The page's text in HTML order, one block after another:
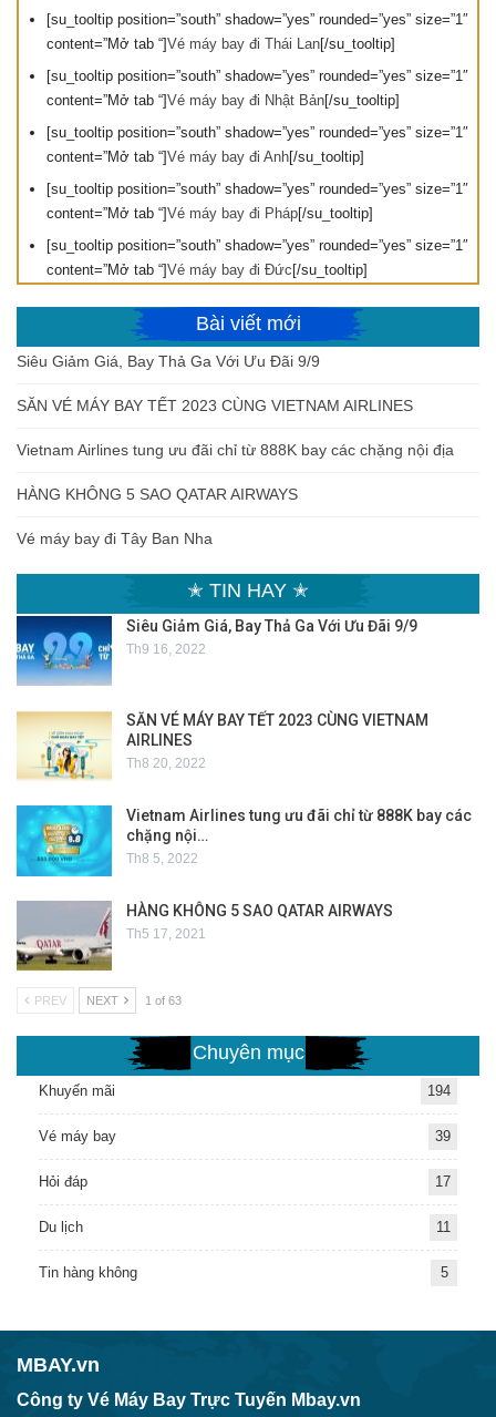
[su_tooltip position=”south” shadow=”yes” rounded=”yes” size=”1″
content=”Mở tab “]Vé máy bay đi Thái Lan[/su_tooltip]
[su_tooltip position=”south” shadow=”yes” rounded=”yes” size=”1″
content=”Mở tab “]Vé máy bay đi Nhật Bản[/su_tooltip]
[su_tooltip position=”south” shadow=”yes” rounded=”yes” size=”1″
content=”Mở tab “]Vé máy bay đi Anh[/su_tooltip]
[su_tooltip position=”south” shadow=”yes” rounded=”yes” size=”1″
content=”Mở tab “]Vé máy bay đi Pháp[/su_tooltip]
[su_tooltip position=”south” shadow=”yes” rounded=”yes” size=”1″
content=”Mở tab “]Vé máy bay đi Đức [/su_tooltip]
Bài viết mới
Siêu Giảm Giá, Bay Thả Ga Với Ưu Đãi 9/9
SĂN VÉ MÁY BAY TẾT 2023 CÙNG VIETNAM AIRLINES
Vietnam Airlines tung ưu đãi chỉ từ 888K bay các chặng nội địa
HÀNG KHÔNG 5 SAO QATAR AIRWAYS
Vé máy bay đi Tây Ban Nha
✭ TIN HAY ✭
Siêu Giảm Giá, Bay Thả Ga Với Ưu Đãi 9/9
Th9 16, 2022
SĂN VÉ MÁY BAY TẾT 2023 CÙNG VIETNAM
AIRLINES
Th8 20, 2022
Vietnam Airlines tung ưu đãi chỉ từ 888K bay các
chặng nội…
Th8 5, 2022
HÀNG KHÔNG 5 SAO QATAR AIRWAYS
Th5 17, 2021
PREV NEXT 1 of 63
Chuyên mục
Khuyến mãi 194
Vé máy bay 39
Hỏi đáp 17
Du lịch 11
Tin hàng không 5
MBAY.vn
Công ty Vé Máy Bay Trực Tuyến Mbay.vn